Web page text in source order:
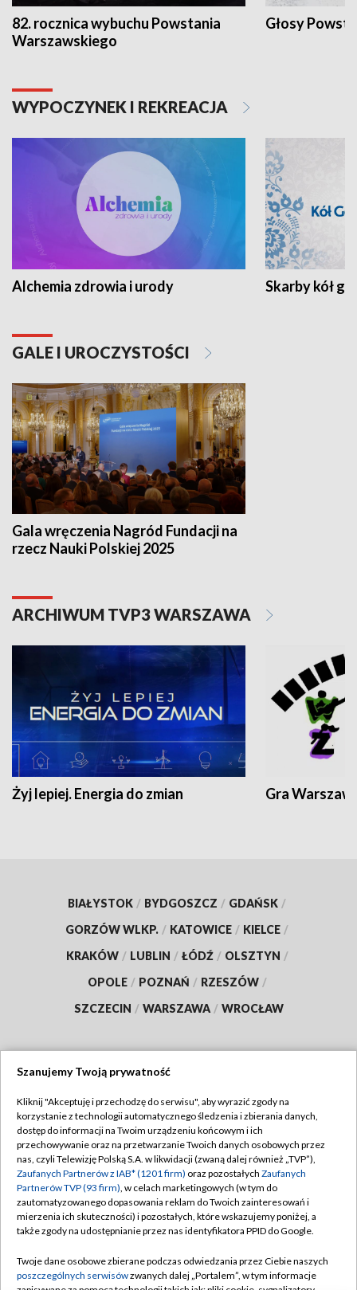
82. rocznica wybuchu Powstania
Warszawskiego
Głosy
WYPOCZYNEK I REKREACJA
Alchemia zdrowia i urody Skarby kół
GALE I UROCZYSTOŚCI
Gala wręczenia Nagród Fundacji na
rzecz Nauki Polskiej 2025
ARCHIWUM TVP3 WARSZAWA
Żyj lepiej. Energia do zmian Gra
BIAŁYSTOK / BYDGOSZCZ / GDAŃSK /
GORZÓW WLKP. / KATOWICE / KIELCE /
KRAKÓW / LUBLIN / ŁÓDŹ / OLSZTYN /
OPOLE / POZNAŃ / RZESZÓW /
SZCZECIN / WARSZAWA / WROCŁAW
TVP
Abonament TVP
Emisja w TVP
Centrum informacji TVP
Naziemna Telewizja Cyfrowa
Rada Programowa
Regulamin TVP
Polityka prywatności
Moje zgody
Pomoc
Kontakt
Szanujemy Twoją prywatność
Kliknij "Akceptuję i przechodzę do serwisu", aby wyrazić zgody na
korzystanie z technologii automatycznego śledzenia i zbierania danych,
dostęp do informacji na Twoim urządzeniu końcowym i ich
przechowywanie oraz na przetwarzanie Twoich danych osobowych przez
nas, czyli Telewizję Polską S.A. w likwidacji (zwaną dalej również „TVP”),
Zaufanych Partnerów z IAB* (1201 firm) oraz pozostałych Zaufanych
Partnerów TVP (93 firm), w celach marketingowych (w tym do
zautomatyzowanego dopasowania reklam do Twoich zainteresowań i
mierzenia ich skuteczności) i pozostałych, które wskazujemy poniżej, a
także zgody na udostępnianie przez nas identyfikatora PPID do Google.
Twoje dane osobowe zbierane podczas odwiedzania przez Ciebie naszych
poszczególnych serwisówzwanych dalej „Portalem”, w tym informacje